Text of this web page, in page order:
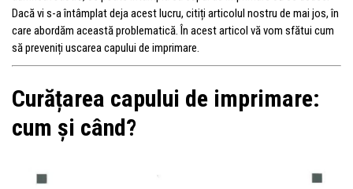
Dacă vi s-a întâmplat deja acest lucru, citiți articolul nostru de mai jos, în
care abordăm această problematică. În acest articol vă vom sfătui cum
să preveniți uscarea capului de imprimare.
Curățarea capului de imprimare:
cum și când?